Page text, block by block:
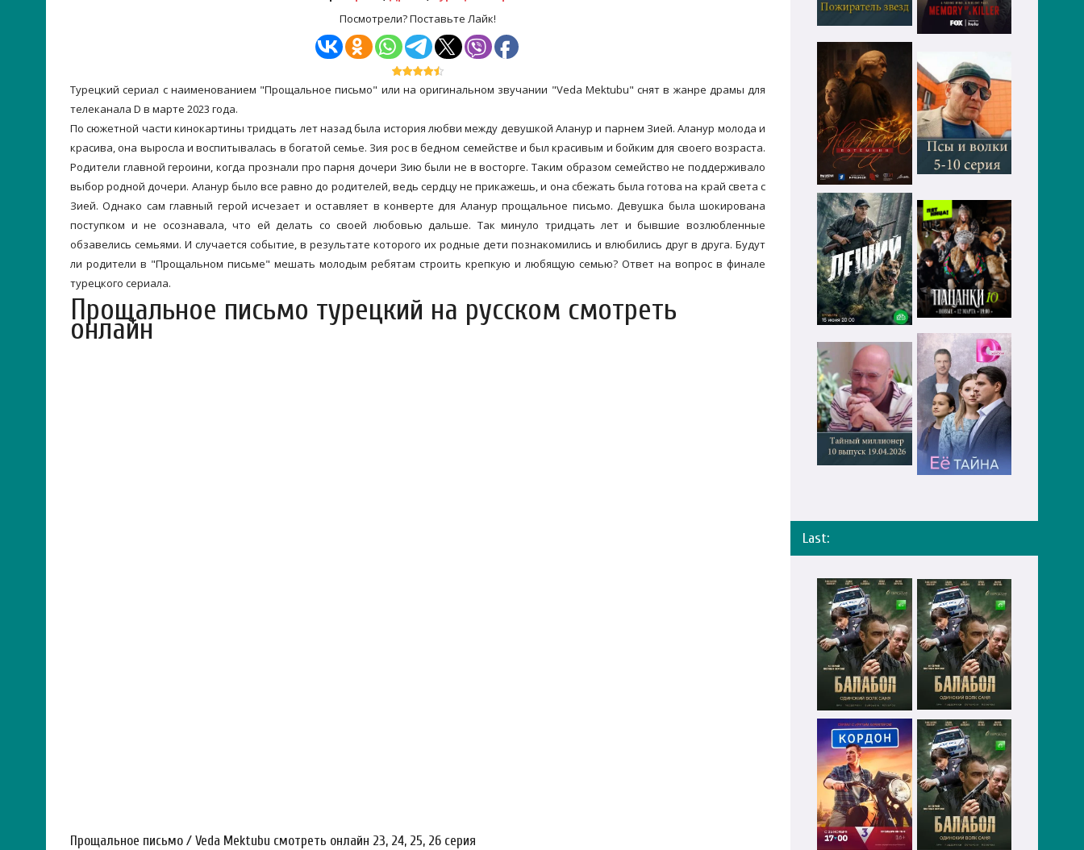
Посмотрели? Поставьте Лайк!
Турецкий сериал с наименованием "Прощальное письмо" или на оригинальном звучании "Veda Mektubu" снят в жанре драмы для
телеканала D в марте 2023 года.
По сюжетной части кинокартины тридцать лет назад была история любви между девушкой Аланур и парнем Зией. Аланур молода и
красива, она выросла и воспитывалась в богатой семье. Зия рос в бедном семействе и был красивым и бойким для своего возраста.
Родители главной героини, когда прознали про парня дочери Зию были не в восторге. Таким образом семейство не поддерживало
выбор родной дочери. Аланур было все равно до родителей, ведь сердцу не прикажешь, и она сбежать была готова на край света с
Зией. Однако сам главный герой исчезает и оставляет в конверте для Аланур прощальное письмо. Девушка была шокирована
поступком и не осознавала, что ей делать со своей любовью дальше. Так минуло тридцать лет и бывшие возлюбленные
обзавелись семьями. И случается событие, в результате которого их родные дети познакомились и влюбились друг в друга. Будут
ли родители в "Прощальном письме" мешать молодым ребятам строить крепкую и любящую семью? Ответ на вопрос в финале
турецкого сериала.
Прощальное письмо турецкий на русском смотреть
онлайн
Прощальное письмо / Veda Mektubu смотреть онлайн 23, 24, 25, 26 серия
Last: